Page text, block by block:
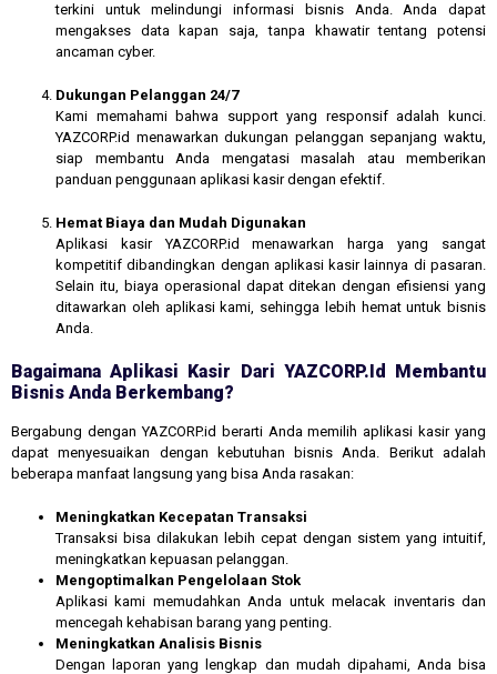
terkini untuk melindungi informasi bisnis Anda. Anda dapat
mengakses data kapan saja, tanpa khawatir tentang potensi
ancaman cyber.
Dukungan Pelanggan 24/7
Kami memahami bahwa support yang responsif adalah kunci.
YAZCORP.id menawarkan dukungan pelanggan sepanjang waktu,
siap membantu Anda mengatasi masalah atau memberikan
panduan penggunaan aplikasi kasir dengan efektif.
Hemat Biaya dan Mudah Digunakan
Aplikasi kasir YAZCORP.id menawarkan harga yang sangat
kompetitif dibandingkan dengan aplikasi kasir lainnya di pasaran.
Selain itu, biaya operasional dapat ditekan dengan efisiensi yang
ditawarkan oleh aplikasi kami, sehingga lebih hemat untuk bisnis
Anda.
Bagaimana Aplikasi Kasir Dari YAZCORP.id Membantu
Bisnis Anda Berkembang?
Bergabung dengan YAZCORP.id berarti Anda memilih aplikasi kasir yang
dapat menyesuaikan dengan kebutuhan bisnis Anda. Berikut adalah
beberapa manfaat langsung yang bisa Anda rasakan:
Meningkatkan Kecepatan Transaksi
Transaksi bisa dilakukan lebih cepat dengan sistem yang intuitif,
meningkatkan kepuasan pelanggan.
Mengoptimalkan Pengelolaan Stok
Aplikasi kami memudahkan Anda untuk melacak inventaris dan
mencegah kehabisan barang yang penting.
Meningkatkan Analisis Bisnis
Dengan laporan yang lengkap dan mudah dipahami, Anda bisa